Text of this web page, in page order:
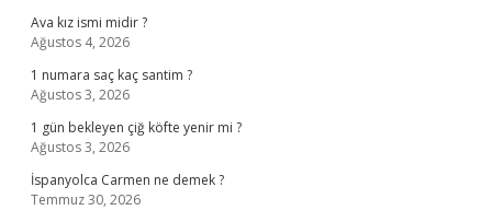
Ava kız ismi midir ?
Ağustos 4, 2026
1 numara saç kaç santim ?
Ağustos 3, 2026
1 gün bekleyen çiğ köfte yenir mi ?
Ağustos 3, 2026
İspanyolca Carmen ne demek ?
Temmuz 30, 2026